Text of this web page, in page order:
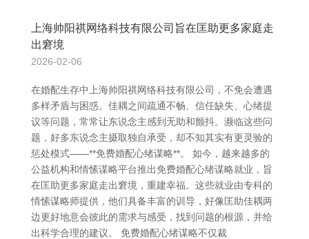
上海帅阳祺网络科技有限公司旨在匡助更多家庭走
出窘境
2026-02-06
在婚配生存中上海帅阳祺网络科技有限公司，不免会遭遇
多样矛盾与困惑。佳耦之间疏通不畅、信任缺失、心绪提
议等问题，常常让东说念主感到无助和颤抖。濒临这些问
题，好多东说念主摄取独自承受，却不知其实有更灵验的
惩处模式——**免费婚配心绪谋略**。 如今，越来越多的
公益机构和情愫谋略平台推出免费婚配心绪谋略就业，旨
在匡助更多家庭走出窘境，重建幸福。这些就业由专科的
情愫谋略师提供，他们具备丰富的训导，好像匡助佳耦两
边更好地意会彼此的需求与感受，找到问题的根源，并给
出科学合理的建议。 免费婚配心绪谋略不仅裁